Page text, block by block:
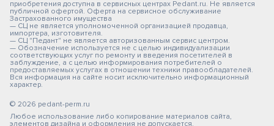
приобретения доступна в сервисных центрах Pedant.ru. Не является
публичной офертой. Оферта на сервисное обслуживание
Застрахованного имущества
— СЦ не является уполномоченной организацией продавца,
импортера, изготовителя.
— СЦ "Педант" не является авторизованным сервис центром.
— Обозначение используется не с целью индивидуализации
соответствующих услуг по ремонту и введения посетителей в
заблуждение, а с целью информирования потребителей о
предоставляемых услугах в отношении техники правообладателей.
Вся информация на сайте носит исключительно информационный
характер.
© 2026 pedant-perm.ru
Любое использование либо копирование материалов сайта,
элементов дизайна и оформления не допускается.